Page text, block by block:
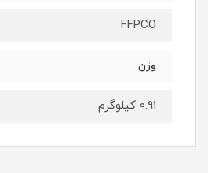
FFPCO
وزن
0.91 کیلوگرم